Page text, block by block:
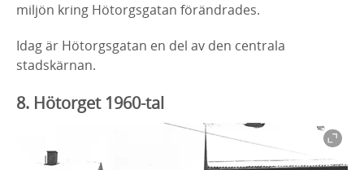
miljön kring Hötorgsgatan förändrades.
Idag är Hötorgsgatan en del av den centrala
stadskärnan.
8. Hötorget 1960-tal